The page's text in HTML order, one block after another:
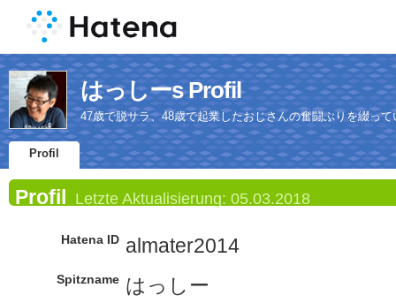
はっしーs Profil
47歳で脱サラ、48歳で起業したおじさんの奮闘ぶりを綴って
Profil
Profil Letzte Aktualisierung: 05.03.2018
Hatena ID almater2014
Spitzname はっしー